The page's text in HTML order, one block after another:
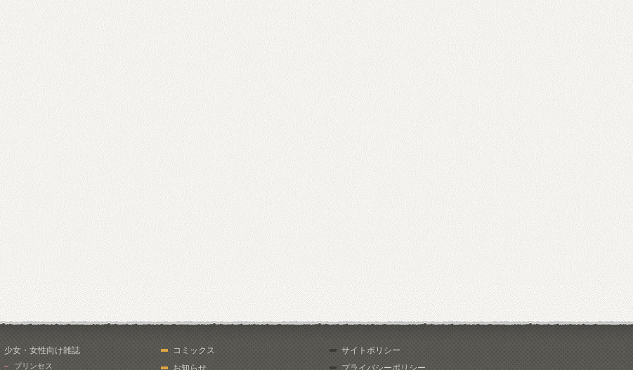
少女・女性向け雑誌
プリンセス
コミックス
お知らせ
サイトポリシー
プライバシーポリシー